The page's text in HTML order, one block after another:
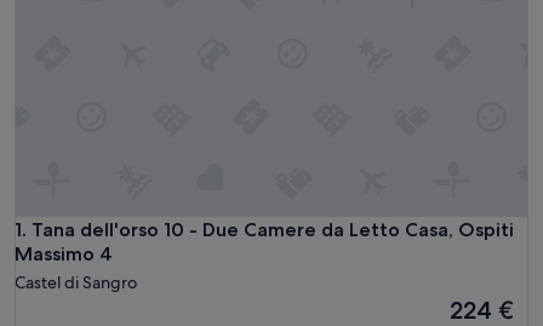
1. Tana dell'orso 10 - Due Camere da Letto Casa, Ospiti
Massimo 4
Tana dell'orso 10 - Due Camere da Letto Casa, Ospiti
Castel di Sangro
Il
224 €